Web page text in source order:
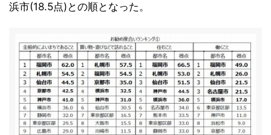
浜市(18.5点)との順となった。